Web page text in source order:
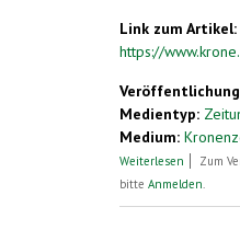
Link zum Artikel:
https://
Medientyp:
Medium:
Weiterlesen über Tag
Zum
bitte Anmelden.